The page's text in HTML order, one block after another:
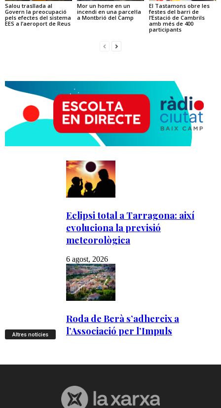
Salou trasllada al
Govern la preocupació
pels efectes del sistema
EES a l’aeroport de Reus
Mor un home en un
incendi en una parcel·la
a Montbrió del Camp
El Tastamons obre les
festes del barri de
l’Estació de Cambrils
amb més de 400
participants
Altres notícies